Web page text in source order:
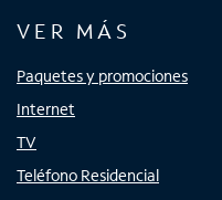
VER MÁS
Paquetes y promociones
Internet
TV
Teléfono Residencial